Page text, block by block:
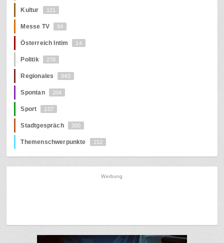
Kultur 121
Messe TV 94
Österreich Intim 14
Politik 278
Regionales 940
Spontan 204
Sport 107
Stadtgespräch 300
Themenschwerpunkte 212
Werbung